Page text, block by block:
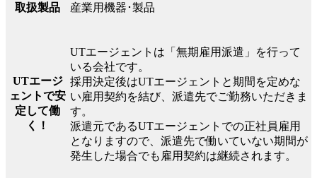
取扱製品 産業用機器･製品
UTエージ
ェントで安
定して働
く！
UTエージェントは「無期雇用派遣」を行って
いる会社です。
採用決定後はUTエージェントと期間を定めな
い雇用契約を結び、派遣先でご勤務いただきま
す。
派遣元であるUTエージェントでの正社員雇用
となりますので、派遣先で働いていない期間が
発生した場合でも雇用契約は継続されます。